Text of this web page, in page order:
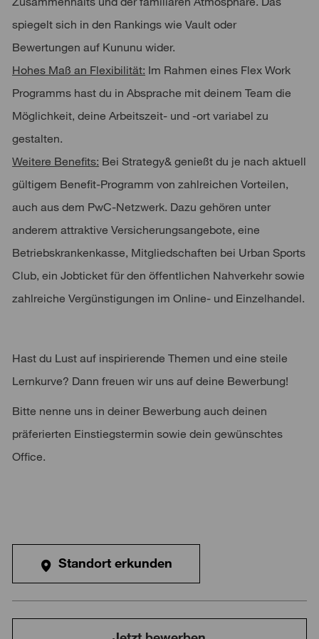
spiegelt sich in den Rankings wie Vault oder
Bewertungen auf Kununu wider.
Hohes Maß an Flexibilität: Im Rahmen eines Flex Work
Programms hast du in Absprache mit deinem Team die
Möglichkeit, deine Arbeitszeit- und -ort variabel zu
gestalten.
Weitere Benefits: Bei Strategy& genießt du je nach aktuell
gültigem Benefit-Programm von zahlreichen Vorteilen,
auch aus dem PwC-Netzwerk. Dazu gehören unter
anderem attraktive Versicherungsangebote, eine
Betriebskrankenkasse, Mitgliedschaften bei Urban Sports
Club, ein Jobticket für den öffentlichen Nahverkehr sowie
zahlreiche Vergünstigungen im Online- und Einzelhandel.
Hast du Lust auf inspirierende Themen und eine steile
Lernkurve? Dann freuen wir uns auf deine Bewerbung!
Bitte nenne uns in deiner Bewerbung auch deinen
präferierten Einstiegstermin sowie dein gewünschtes
Office.
Standort erkunden